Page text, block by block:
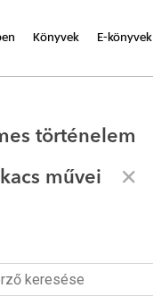
Könyvek E-könyvek
történelem
művei